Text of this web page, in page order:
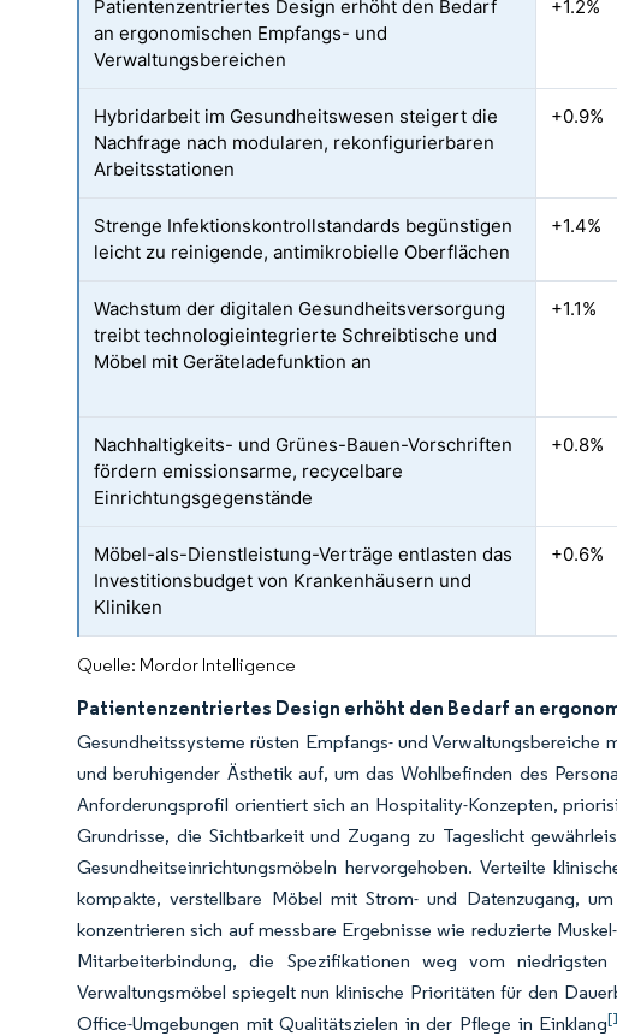
Patientenzentriertes Design erhöht den Bedarf
an ergonomischen Empfangs- und
Verwaltungsbereichen
+1.2%
Hybridarbeit im Gesundheitswesen steigert die
Nachfrage nach modularen, rekonfigurierbaren
Arbeitsstationen
+0.9%
Strenge Infektionskontrollstandards begünstigen
leicht zu reinigende, antimikrobielle Oberflächen
+1.4%
Wachstum der digitalen Gesundheitsversorgung
treibt technologieintegrierte Schreibtische und
Möbel mit Geräteladefunktion an
+1.1%
Nachhaltigkeits- und Grünes-Bauen-Vorschriften
fördern emissionsarme, recycelbare
Einrichtungsgegenstände
+0.8%
Möbel-als-Dienstleistung-Verträge entlasten das
Investitionsbudget von Krankenhäusern und
Kliniken
+0.6%
Quelle: Mordor Intelligence
Patientenzentriertes Design erhöht den Bedarf an
Gesundheitssysteme rüsten Empfangs- und
und beruhigender Ästhetik auf, um das Wohlbefinden des
Anforderungsprofil orientiert sich an Hospitality-Konzepten,
Grundrisse, die Sichtbarkeit und Zugang zu Tageslicht
Gesundheitseinrichtungsmöbeln hervorgehoben. Verteilte
kompakte, verstellbare Möbel mit Strom- und Datenzugang,
konzentrieren sich auf messbare Ergebnisse wie reduzierte
Mitarbeiterbindung, die Spezifikationen weg vom
Verwaltungsmöbel spiegelt nun klinische Prioritäten für den
Office-Umgebungen mit Qualitätszielen in der Pflege in Einklang